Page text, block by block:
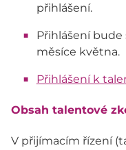
přihlášení.
Přihlášení
měsíce května.
Přihlášení k
Obsah talentové
V přijímacím řízení